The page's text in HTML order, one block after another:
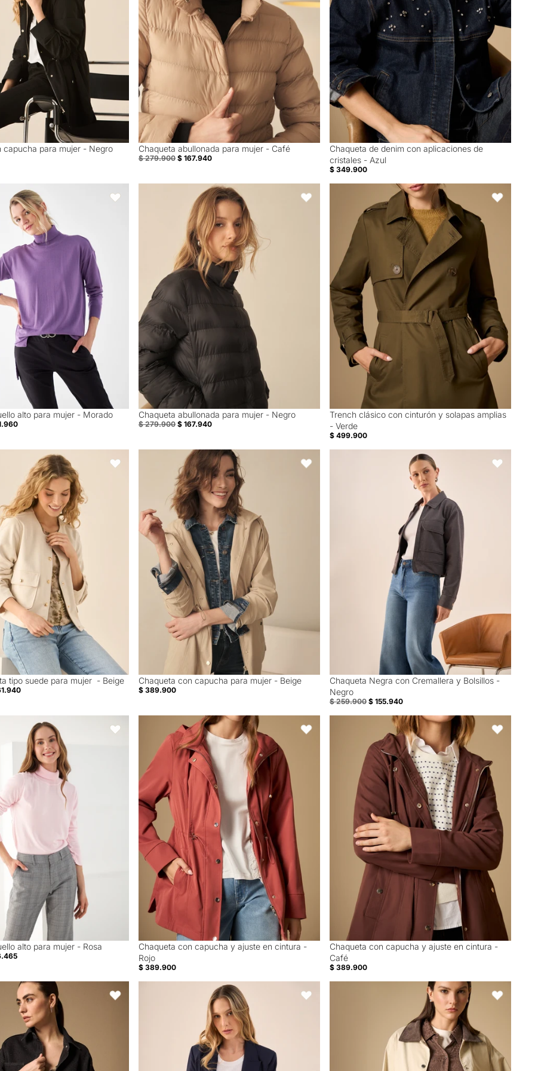
capucha para mujer - Negro 40% Off
Chaqueta abullonada para mujer - Café
$ 279.900 $ 167.940
Chaqueta de denim con aplicaciones de
cristales - Azul
$ 349.900
alto para mujer - Morado
alto para mujer - Morado
Favoritos
Chaqueta abullonada para mujer - Negro
40% Off
Chaqueta abullonada para mujer - Negro
$ 279.900 $ 167.940
Favoritos
Trench clásico con cinturón y solapas amplias -
Trench clásico con cinturón y solapas amplias
- Verde
$ 499.900
Favoritos
tipo suede para mujer - Beige
tipo suede para mujer - Beige
Favoritos
Chaqueta con capucha para mujer - Beige
Chaqueta con capucha para mujer - Beige
$ 389.900
Favoritos
Chaqueta Negra con Cremallera y Bolsillos - Negro
40% Off
Chaqueta Negra con Cremallera y Bolsillos -
Negro
$ 259.900 $ 155.940
Favoritos
alto para mujer - Rosa
alto para mujer - Rosa
Favoritos
Chaqueta con capucha y ajuste en cintura - Rojo
Chaqueta con capucha y ajuste en cintura -
Rojo
$ 389.900
Favoritos
Chaqueta con capucha y ajuste en cintura - Café
Chaqueta con capucha y ajuste en cintura -
Café
$ 389.900
Favoritos
Negro con Micro Brillos - Negro
Favoritos
Blazer Azul Oscuro con Forro Interior - Azul
Favoritos
Chaqueta de largo medio en algodón con elastano -
Favoritos